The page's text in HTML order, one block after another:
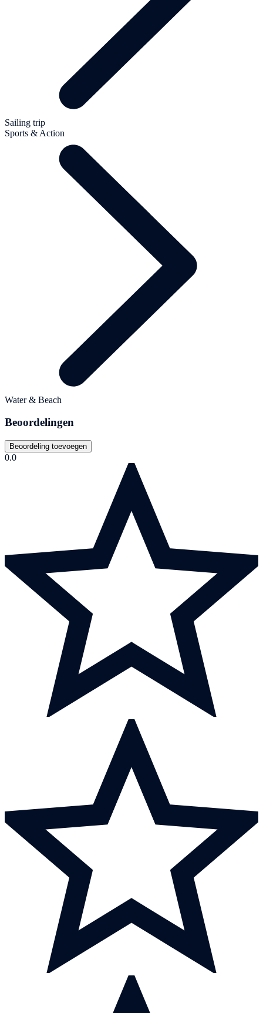
Sailing trip
Sports & Action
Water & Beach
Beoordelingen
Beoordeling toevoegen
0.0